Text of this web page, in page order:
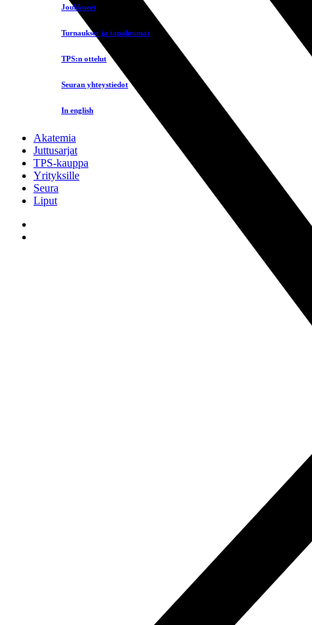
Joukkueet
Turnaukset ja tapahtumat
TPS:n ottelut
Seuran yhteystiedot
In english
Akatemia
Juttusarjat
TPS-kauppa
Yrityksille
Seura
Liput